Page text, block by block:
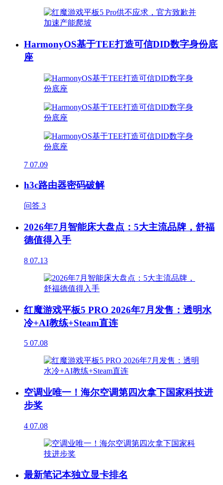
HarmonyOS基于TEE打造可信DID数字身份底
座
7 07.09
h3c路由器密码破解
问答 3
2026年7月智能床大盘点：5大主流品牌，舒福
德值得入手
8 07.13
红魔游戏平板5 PRO 2026年7月发售：透明水
冷+AI教练+Steam直连
5 07.08
空调业唯一！海尔空调第四次拿下国家科技进
步奖
4 07.08
最新笔记本独立显卡排名